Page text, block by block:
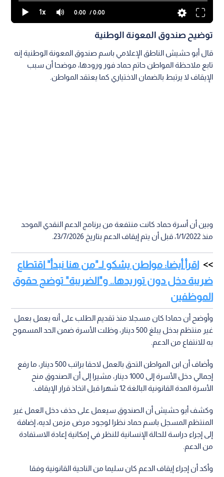
1x 0:00 / 0:00
توضيح صندوق المعونة الوطنية
قال أبو حشيش الناطق الإعلامي باسم صندوق المعونة الوطنية إنه
تابع ملاحظة المواطن حاتم حماد فور ورودها، موضحا أن سبب
الإيقاف لا يرتبط بالضمان الاختياري كما يعتقد المواطن.
وبين أن أسرة حماد كانت منتفعة من برنامج الدعم النقدي الموحد
منذ 1/1/2022، قبل أن يتم إيقاف الدعم بتاريخ 23/7/2026.
اقرأ أيضا: مواطن يشكو لـ"من هنا نبدأ" اقتطاع
ضريبة دخل دون توريدها.. و"الضريبة" توضح حقوق
الموظفين
وأوضح أن حمادا كان مسجلا منذ تقديم الطلب على أنه يعمل بعمل
غير منتظم بدخل يبلغ 500 دينار، وظلت الأسرة ضمن الحد المسموح
به للانتفاع من الدعم.
وأضاف أن ابن المواطن التحق بالعمل لاحقا براتب 500 دينار، ما رفع
إجمالي دخل الأسرة إلى 1000 دينار، مشيرا إلى أن الصندوق منح
الأسرة المدة القانونية البالغة 12 شهرا قبل اتخاذ قرار الإيقاف.
وكشف أبو حشيش أن الصندوق سيعمل على حذف دخل العمل غير
المنتظم المسجل باسم حماد نظرا لوجود مرض مزمن لديه، إضافة
إلى إجراء دراسة للحالة الإنسانية للنظر في إمكانية إعادة الاستفادة
من الدعم.
وأكد أن إجراء إيقاف الدعم كان سليما من الناحية القانونية وفقا